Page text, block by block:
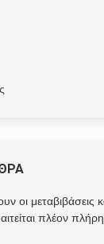
οι μεταβιβάσεις
πλέον